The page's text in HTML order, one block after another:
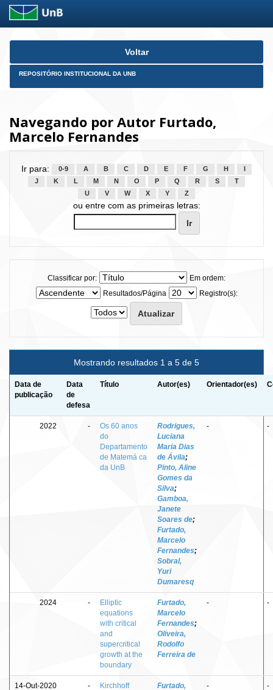
Skip
Voltar
REPOSITÓRIO INSTITUCIONAL DA UNB
Navegando por Autor Furtado,
Marcelo Fernandes
Ir para: 0-9 A B C D E F G H
J
K L M N O P Q R S
T
U
V W X Y Z
ou entre com as primeiras letras:
Classificar por:
Em ordem:
Resultados/Página
Registro(s):
Mostrando resultados 1 a 5 de 5
Data de
publicação
Data
de
defesa
Título Autor(es) Orientador(es)
2022 -
Os 60 anos
do
Departamento
de Matemá ca
da UnB
Rodrigues,
Luciana
Maria Dias
de Ávila;
Pinto, Aline
Gomes da
Silva;
Gamboa,
Janete
Soares de;
Furtado,
Marcelo
Fernandes;
Sobral,
Yuri
Dumaresq
- -
2024 -
Elliptic
equations
with critical
and
supercritical
growth at the
boundary
Furtado,
Marcelo
Fernandes;
Oliveira,
Rodolfo
Ferreira de
- -
14-Out-2020 -
Kirchhoff
Furtado,
- -